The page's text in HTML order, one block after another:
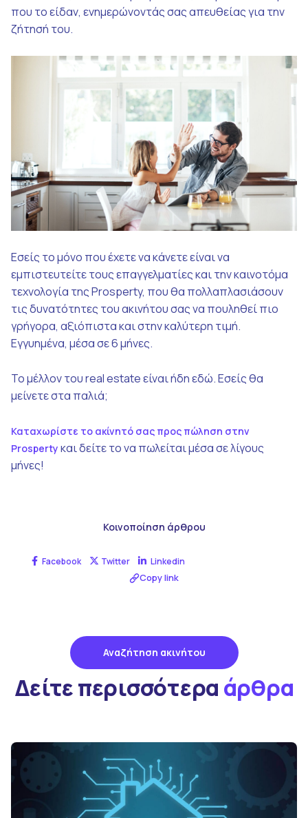
που το είδαν, ενημερώνοντάς σας απευθείας για την
ζήτησή του.
Εσείς το μόνο που έχετε να κάνετε είναι να
εμπιστευτείτε τους επαγγελματίες και την καινοτόμα
τεχνολογία της Prosperty, που θα πολλαπλασιάσουν
τις δυνατότητες του ακινήτου σας να πουληθεί πιο
γρήγορα, αξιόπιστα και στην καλύτερη τιμή.
Εγγυημένα, μέσα σε 6 μήνες.
Το μέλλον του real estate είναι ήδη εδώ. Εσείς θα
μείνετε στα παλιά;
Καταχωρίστε το ακίνητό σας προς πώληση στην
Prosperty και δείτε το να πωλείται μέσα σε λίγους
μήνες!
Κοινοποίηση άρθρου
Facebook Twitter Linkedin
Copy link
Αναζήτηση ακινήτου
Δείτε περισσότερα άρθρα